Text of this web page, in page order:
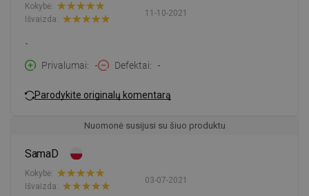
11-10-2021
Kokybė:
Išvaizda:
-
Privalumai
- Defektai -
Parodykite originalų komentarą
Nuomonė susijusi su šiuo produktu
SamaD
03-07-2021
Kokybė:
Išvaizda: